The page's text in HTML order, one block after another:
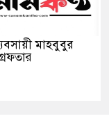
মাহবুবুর